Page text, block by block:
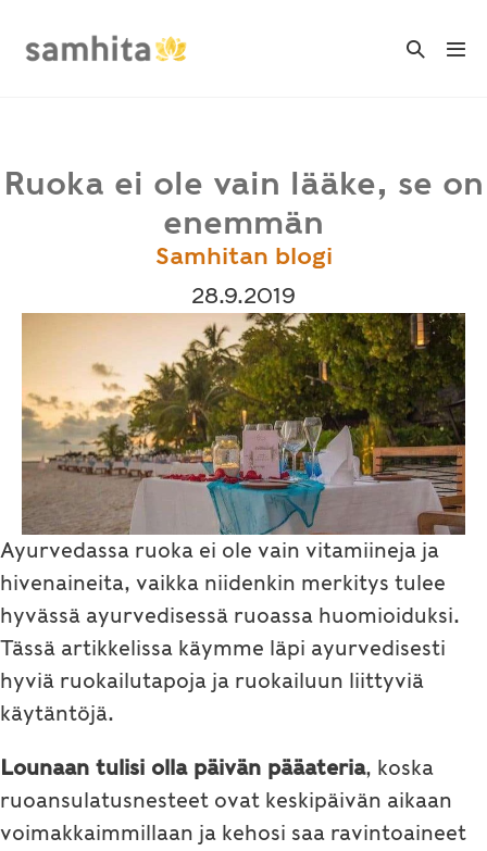
Search
Ruoka ei ole vain lääke, se on
enemmän
Samhitan blogi
28.9.2019
Ayurvedassa ruoka ei ole vain vitamiineja ja
hivenaineita, vaikka niidenkin merkitys tulee
hyvässä ayurvedisessä ruoassa huomioiduksi.
Tässä artikkelissa käymme läpi ayurvedisesti
hyviä ruokailutapoja ja ruokailuun liittyviä
käytäntöjä.
Lounaan tulisi olla päivän pääateria, koska
ruoansulatusnesteet ovat keskipäivän aikaan
voimakkaimmillaan ja kehosi saa ravintoaineet